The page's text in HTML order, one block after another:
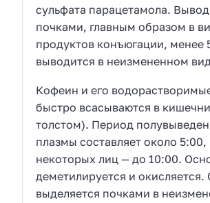
сульфата парацетамола.
почками, главным образом в
продуктов конъюгации, менее
выводится в неизмененном
Кофеин и его
быстро всасываются в
толстом). Период
плазмы составляет около 5:00,
некоторых лиц — до 10:00.
деметилируется и окисляется.
выделяется почками в